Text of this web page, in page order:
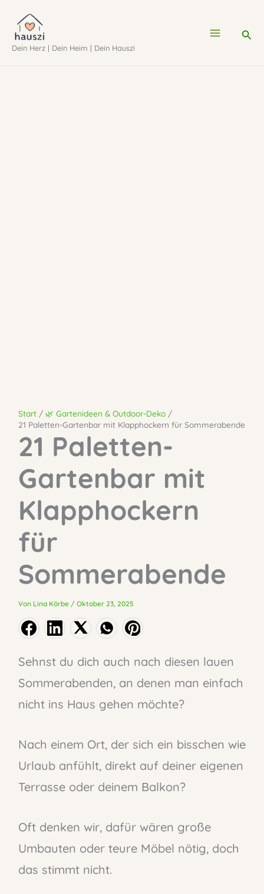
Inhalt
springen
Dein Herz | Dein Heim | Dein Hauszi
Start
🌿 Gartenideen & Outdoor-Deko
21 Paletten-Gartenbar mit Klapphockern für Sommerabende
21 Paletten-
Gartenbar mit
Klapphockern
für
Sommerabende
Von Lina Körbe / Oktober 23, 2025
Sehnst du dich auch nach diesen lauen
Sommerabenden, an denen man einfach
nicht ins Haus gehen möchte?
Nach einem Ort, der sich ein bisschen wie
Urlaub anfühlt, direkt auf deiner eigenen
Terrasse oder deinem Balkon?
Oft denken wir, dafür wären große
Umbauten oder teure Möbel nötig, doch
das stimmt nicht.